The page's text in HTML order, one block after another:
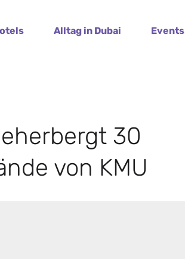
Alltag in Dubai Events
30
von KMU